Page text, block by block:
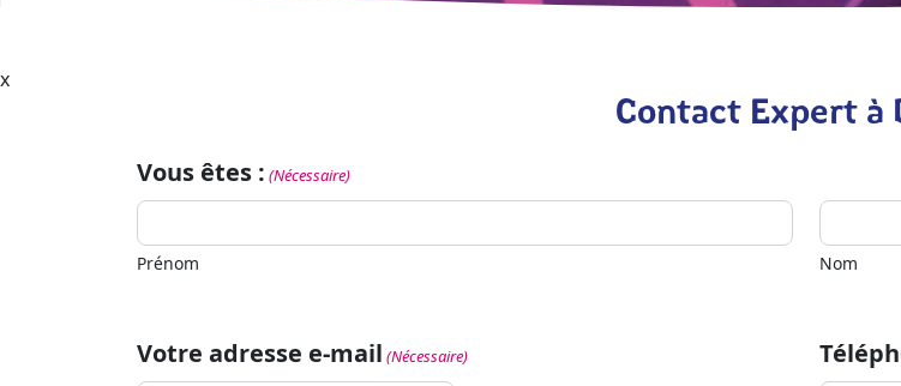
x
Contact Expert à
Vous êtes : (Nécessaire)
Prénom Nom
Votre adresse e-mail (Nécessaire)